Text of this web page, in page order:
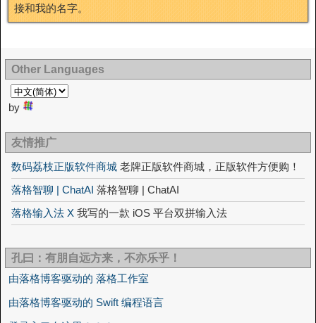
接和我的名字。
Other Languages
by
友情推广
数码荔枝正版软件商城 老牌正版软件商城，正版软件方便购！
落格智聊 | ChatAI 落格智聊 | ChatAI
落格输入法 X 我写的一款 iOS 平台双拼输入法
孔曰：有朋自远方来，不亦乐乎！
由落格博客驱动的 落格工作室
由落格博客驱动的 Swift 编程语言